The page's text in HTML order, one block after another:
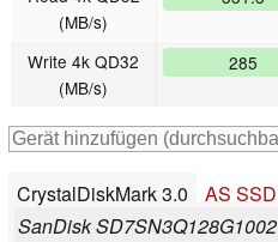
(MB/s)
Write 4k QD32
(MB/s)
285
CrystalDiskMark 3.0
AS SSD
SanDisk SD7SN3Q128G1002